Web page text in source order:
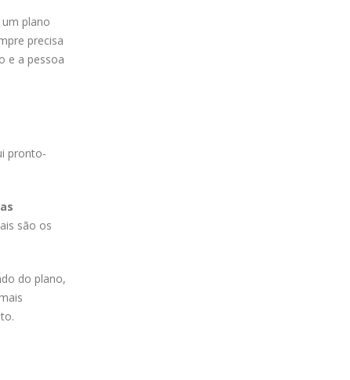
plano
precisa
e a pessoa
pronto-
são os
do plano,